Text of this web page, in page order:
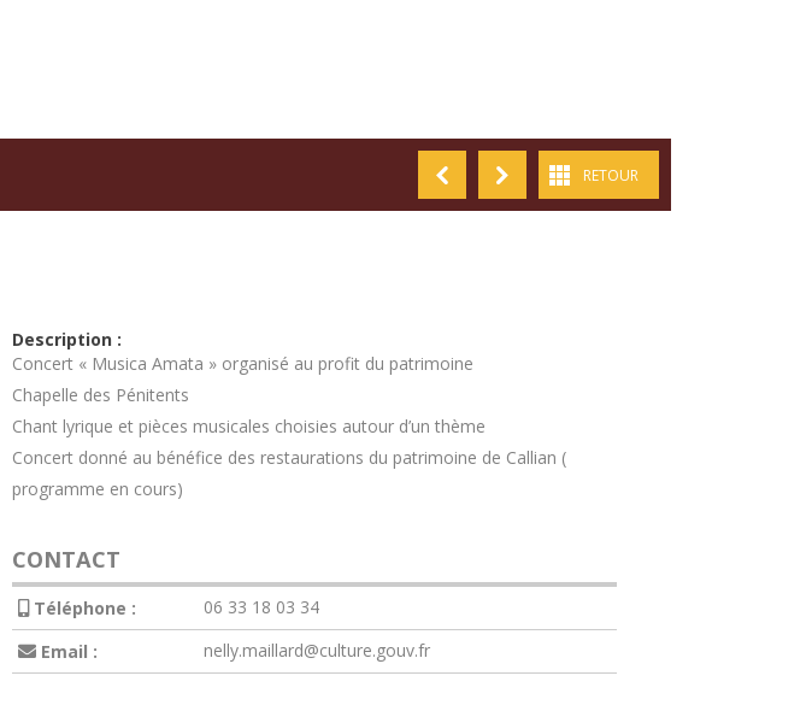
RETOUR
Description :
Concert « Musica Amata » organisé au profit du patrimoine
Chapelle des Pénitents
Chant lyrique et pièces musicales choisies autour d’un thème
Concert donné au bénéfice des restaurations du patrimoine de Callian (
programme en cours)
CONTACT
Téléphone :
06 33 18 03 34
Email :
nelly.maillard@culture.gouv.fr